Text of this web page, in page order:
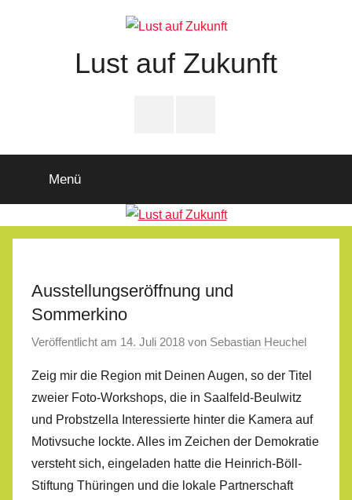
Lust auf Zukunft
Menü
Ausstellungseröffnung und
Sommerkino
Veröffentlicht am 14. Juli 2018 von Sebastian Heuchel
Zeig mir die Region mit Deinen Augen, so der Titel
zweier Foto-Workshops, die in Saalfeld-Beulwitz
und Probstzella Interessierte hinter die Kamera auf
Motivsuche lockte. Alles im Zeichen der Demokratie
versteht sich, eingeladen hatte die Heinrich-Böll-
Stiftung Thüringen und die lokale Partnerschaft